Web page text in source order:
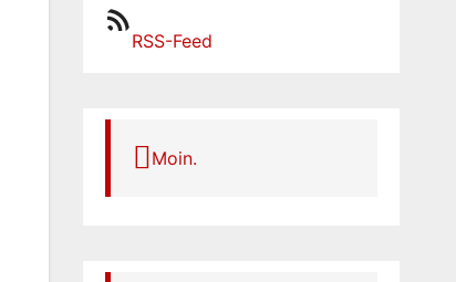
RSS-Feed
RSS-Feed
Moin.